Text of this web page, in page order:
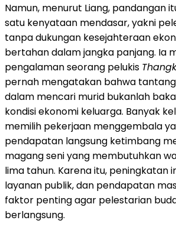
Namun, menurut Liang, pandangan
satu kenyataan mendasar, yakni
tanpa dukungan kesejahteraan
bertahan dalam jangka panjang. Ia
pengalaman seorang pelukis
pernah mengatakan bahwa
dalam mencari murid bukanlah
kondisi ekonomi keluarga. Banyak
memilih pekerjaan menggembala
pendapatan langsung ketimbang
magang seni yang membutuhkan
lima tahun. Karena itu, peningkatan
layanan publik, dan pendapatan
faktor penting agar pelestarian
berlangsung.